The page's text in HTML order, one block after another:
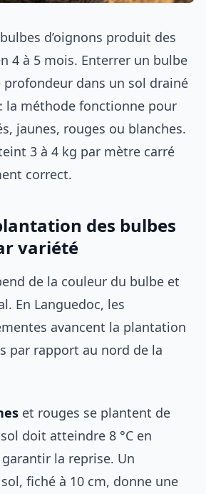
d’oignons produit des
4 à 5 mois. Enterrer un bulbe
profondeur dans un sol drainé
la méthode fonctionne pour
jaunes, rouges ou blanches.
3 à 4 kg par mètre carré
correct.
des bulbes
variété
de la couleur du bulbe et
En Languedoc, les
avancent la plantation
par rapport au nord de la
et rouges se plantent de
doit atteindre 8 °C en
la reprise. Un
fiché à 10 cm, donne une